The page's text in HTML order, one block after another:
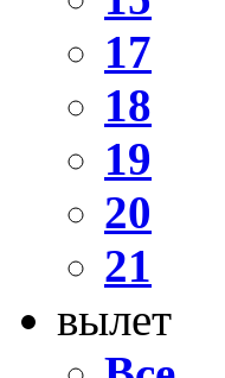
17
18
19
20
21
вылет